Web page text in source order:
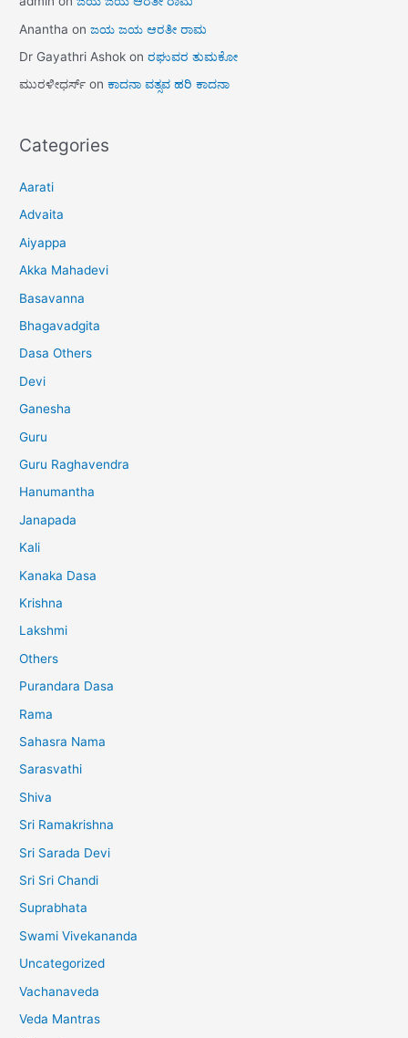
Anantha onಜಯ ಜಯ ಆರತೀ ರಾಮ
Dr Gayathri Ashok onರಘುವರ ತುಮಕೋ
ಮುರಳೀಧರ್ಸ್ onಕಾದನಾ ವತ್ಸವ ಹರಿ ಕಾದನಾ
Categories
Aarati
Advaita
Aiyappa
Akka Mahadevi
Basavanna
Bhagavadgita
Dasa Others
Devi
Ganesha
Guru
Guru Raghavendra
Hanumantha
Janapada
Kali
Kanaka Dasa
Krishna
Lakshmi
Others
Purandara Dasa
Rama
Sahasra Nama
Sarasvathi
Shiva
Sri Ramakrishna
Sri Sarada Devi
Sri Sri Chandi
Suprabhata
Swami Vivekananda
Uncategorized
Vachanaveda
Veda Mantras